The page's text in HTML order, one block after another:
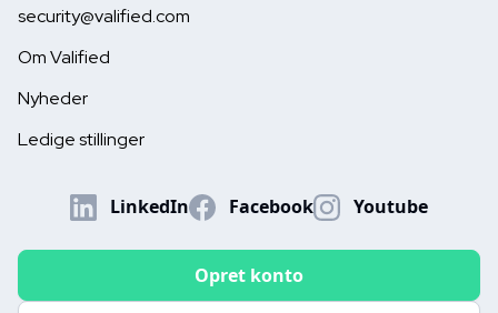
security@valified.com
Om Valified
Nyheder
Ledige stillinger
LinkedIn Facebook Youtube
Opret konto